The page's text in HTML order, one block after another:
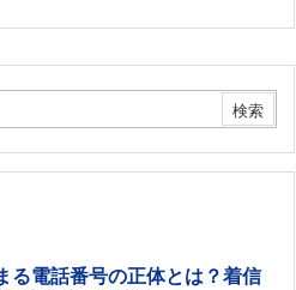
る電話番号の正体とは？着信